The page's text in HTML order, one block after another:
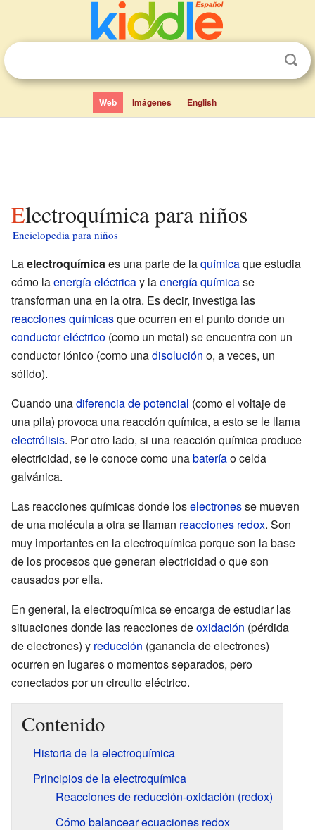
Web Imágenes English
Electroquímica para niños
Enciclopedia para niños
Laelectroquímicaes una parte de laquímicaque estudia
cómo laenergía eléctricay laenergía químicase
transforman una en la otra. Es decir, investiga las
reacciones químicasque ocurren en el punto donde un
conductor eléctrico (como un metal) se encuentra con un
conductor iónico (como unadisolución o, a veces, un
sólido).
Cuando unadiferencia de potencial (como el voltaje de
una pila) provoca una reacción química, a esto se le llama
electrólisis. Por otro lado, si una reacción química produce
electricidad, se le conoce como unabateríao celda
galvánica.
Las reacciones químicas donde loselectronesse mueven
de una molécula a otra se llaman reacciones redox. Son
muy importantes en la electroquímica porque son la base
de los procesos que generan electricidad o que son
causados por ella.
En general, la electroquímica se encarga de estudiar las
situaciones donde las reacciones deoxidación (pérdida
de electrones) y reducción (ganancia de electrones)
ocurren en lugares o momentos separados, pero
conectados por un circuito eléctrico.
Contenido
Historia de la electroquímica
Principios de la electroquímica
Reacciones de reducción-oxidación (redox)
Cómo balancear ecuaciones redox